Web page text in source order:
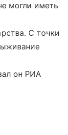
могли иметь
С точки
он РИА